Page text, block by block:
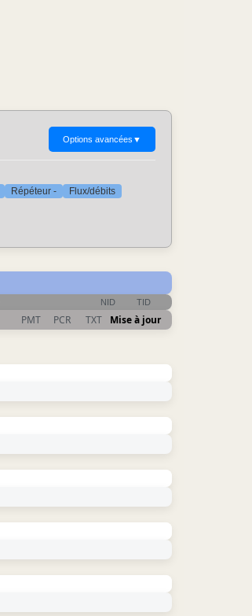
Options avancées ▼
Répéteur - Flux/débits
NID TID
PMT PCR TXT Mise à jour